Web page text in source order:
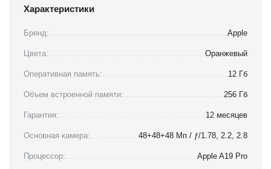
Характеристики
Бренд: Apple
Цвета: Оранжевый
Оперативная память: 12 Гб
Объем встроенной памяти: 256 Гб
Гарантия: 12 месяцев
Основная камера: 48+48+48 Мп / ƒ/1.78, 2.2, 2.8
Процессор: Apple A19 Pro